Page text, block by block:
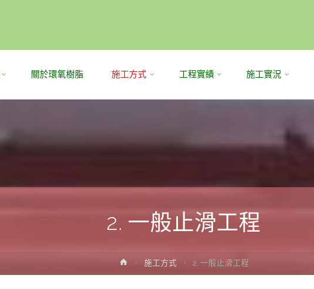
關於環氧樹脂 施工方式 工程實績 施工實況
2. 一般止滑工程
Home施工方式 2. 一般止滑工程